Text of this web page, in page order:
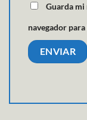
Guarda mi
navegador